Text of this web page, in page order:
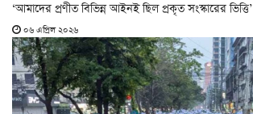
‘আমাদের প্রণীত বিভিন্ন আইনই ছিল প্রকৃত সংস্কারের ভিত্তি’
০৬ এপ্রিল ২০২৬